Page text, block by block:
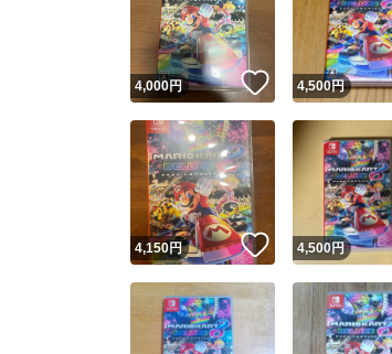
4,000円 いいね！
4,500円
4,150円 いいね！
4,500円